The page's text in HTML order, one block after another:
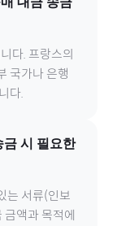
다. 프랑스의
국가나 은행
다.
금 시 필요한
는 서류(인보
금액과 목적에